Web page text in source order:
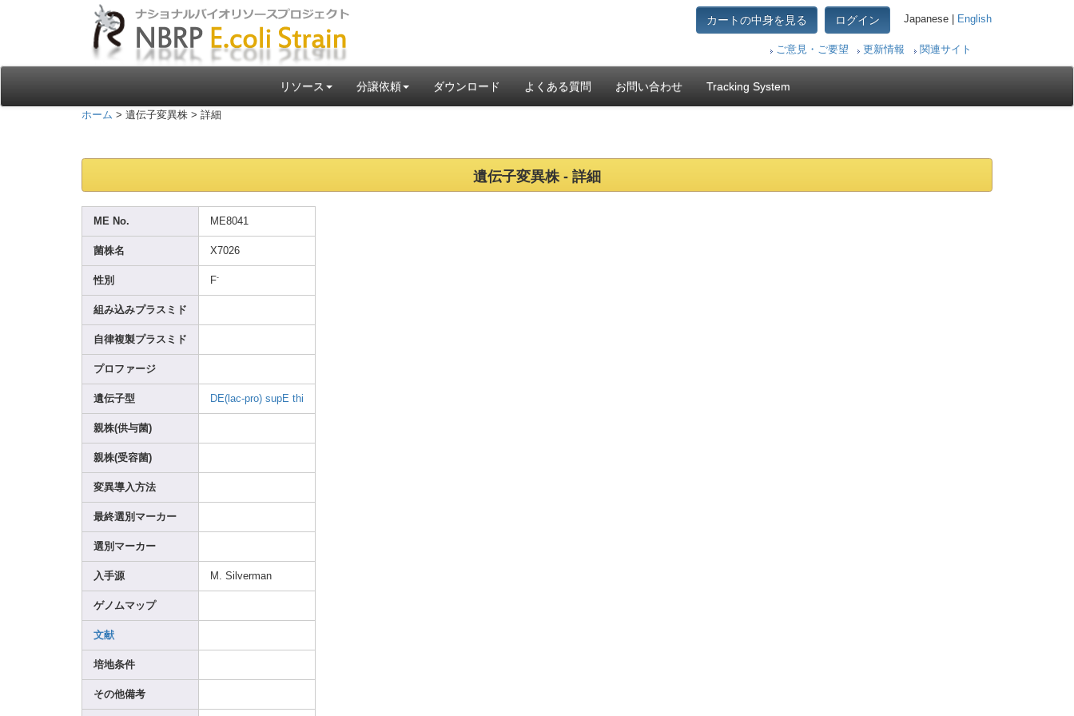
カートの中身を見る ログイン Japanese | English
ご意見・ご要望 更新情報 関連サイト
リソース 分譲依頼 ダウンロード よくある質問 お問い合わせ Tracking System
ホーム > 遺伝子変異株 > 詳細
遺伝子変異株 - 詳細
ME No. ME8041
菌株名 X7026
性別 F-
組み込みプラスミド
自律複製プラスミド
プロファージ
遺伝子型 DE(lac-pro) supE thi
親株(供与菌)
親株(受容菌)
変異導入方法
最終選別マーカー
選別マーカー
入手源 M. Silverman
ゲノムマップ
文献
培地条件
その他備考